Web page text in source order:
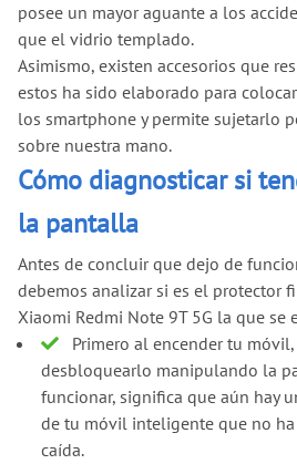
posee un mayor aguante a los
que el vidrio templado.
Asimismo, existen accesorios que
estos ha sido elaborado para
los smartphone y permite sujetarlo
sobre nuestra mano.
Cómo diagnosticar si
la pantalla
Antes de concluir que dejo de
debemos analizar si es el protector
Xiaomi Redmi Note 9T 5G la que se
Primero al encender tu
desbloquearlo manipulando la
funcionar, significa que aún hay
de tu móvil inteligente que no
caída.